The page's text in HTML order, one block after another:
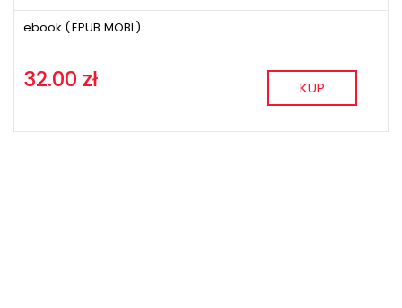
ebook (EPUB MOBI )
32.00 zł KUP